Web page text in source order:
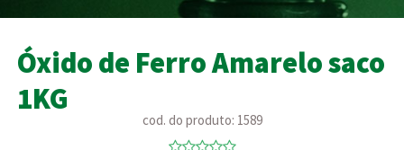
Óxido de Ferro Amarelo saco
1KG
cod. do produto: 1589